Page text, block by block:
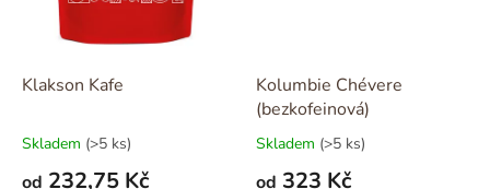
Klakson Kafe
Skladem (>5 ks)
od 232,75 Kč
Kolumbie Chévere
(bezkofeinová)
Skladem (>5 ks)
od 323 Kč